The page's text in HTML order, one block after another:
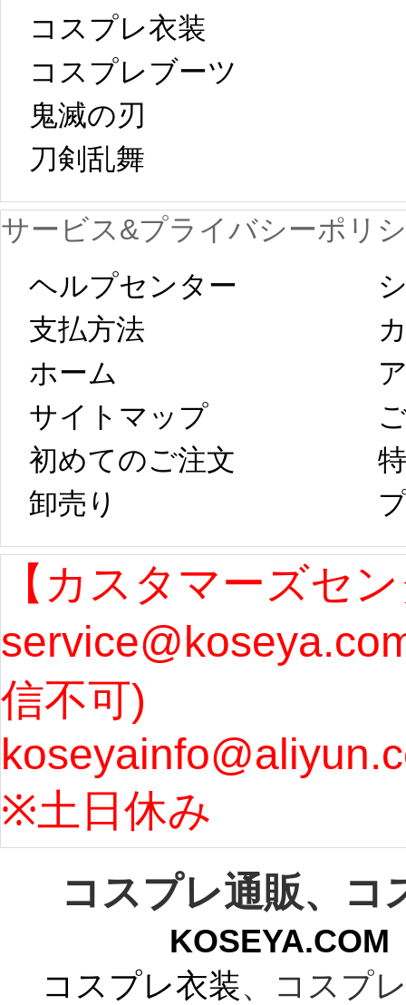
響で2024年2月5
日から工場生産
が一時停止いた
します。 2月5日
以後のご注文
は、2月25日から
コスプレ制作、
発送予定となり
ます。 ...[more]
プレ
新春
字半
第二
たし
ル期
まで
う...
コスプレ衣装
コスプレブーツ
鬼滅の刃
刀剣乱舞
サービス&プライバシーポリ
ヘルプセンター
支払方法
ホーム
サイトマップ
初めてのご注文
卸売り
【カスタマーズセ
信不可)
※土日休み
コスプレ通販、コ
コスプレ衣装、コスプ